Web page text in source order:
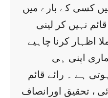
کسی کے بارے میں
نہیں کر لینی
اظہار کرنا چاہیے
اپنی ہی
ہے ۔ رائے قائم
، تحقیق اورانصاف